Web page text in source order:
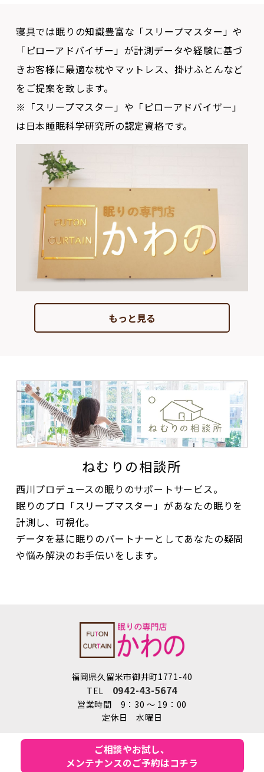
きお客様に最適な枕やマットレス、掛けふとんなど
をご提案を致します。
※「スリープマスター」や「ピローアドバイザー」
は日本睡眠科学研究所の認定資格です。
もっと見る
ねむりの相談所
西川プロデュースの眠りのサポートサービス。
眠りのプロ「スリープマスター」があなたの眠りを
計測し、可視化。
データを基に眠りのパートナーとしてあなたの疑問
や悩み解決のお手伝いをします。
福岡県久留米市御井町1771-40
TEL0942-43-5674
営業時間 9：30 ～ 19：00
定休日 水曜日
ご相談やお試し、
メンテナンスのご予約はコチラ